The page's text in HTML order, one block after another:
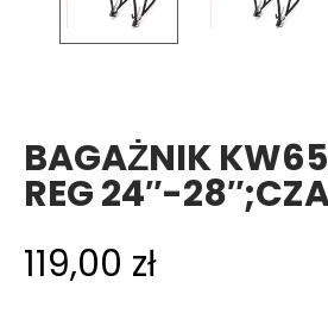
BAGAŻNIK
REG 24″-
119,00 zł